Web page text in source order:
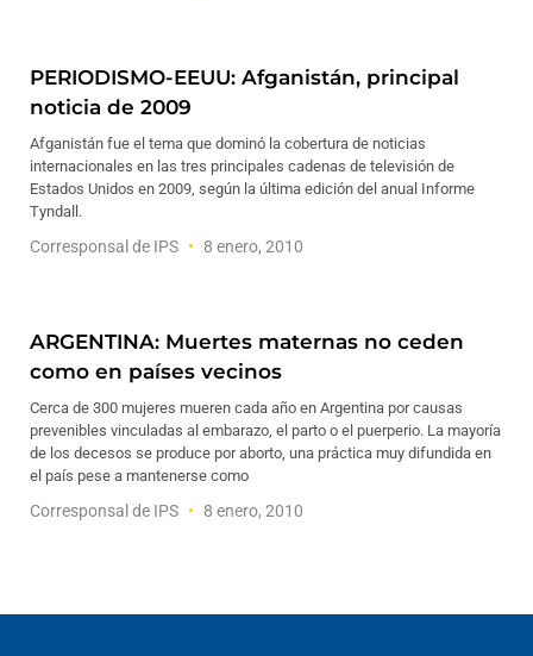
PERIODISMO-EEUU: Afganistán, principal
noticia de 2009
Afganistán fue el tema que dominó la cobertura de noticias
internacionales en las tres principales cadenas de televisión de
Estados Unidos en 2009, según la última edición del anual Informe
Tyndall.
Corresponsal de IPS 8 enero, 2010
ARGENTINA: Muertes maternas no ceden
como en países vecinos
Cerca de 300 mujeres mueren cada año en Argentina por causas
prevenibles vinculadas al embarazo, el parto o el puerperio. La mayoría
de los decesos se produce por aborto, una práctica muy difundida en
el país pese a mantenerse como
Corresponsal de IPS 8 enero, 2010